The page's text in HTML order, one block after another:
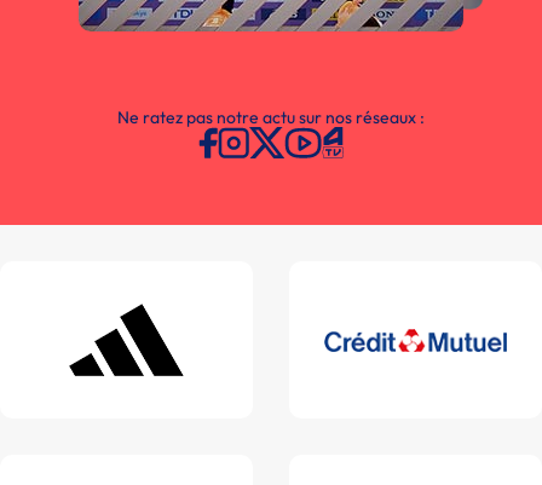
Ne ratez pas notre actu sur nos réseaux :